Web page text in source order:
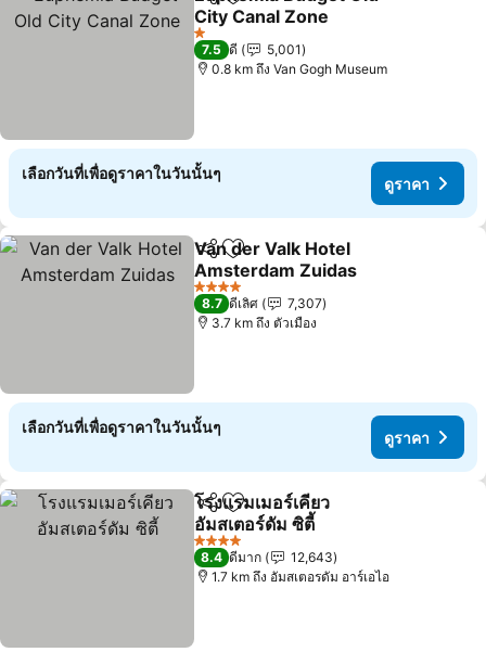
แชร์ เพิ่มในรายการโปรด
City Canal Zone
1 ดาว
7.5 ดี
5,001
0.8 km ถึง Van Gogh Museum
เลือกวันที่เพื่อดูราคาในวันนั้นๆ
ดูราคา
แชร์ เพิ่มในรายการโปรด
Van der Valk Hotel
Amsterdam Zuidas
4 ดาว
8.7 ดีเลิศ
7,307
3.7 km ถึง ตัวเมือง
เลือกวันที่เพื่อดูราคาในวันนั้นๆ
ดูราคา
แชร์ เพิ่มในรายการโปรด
โรงแรมเมอร์เคียว
อัมสเตอร์ดัม ซิตี้
4 ดาว
8.4 ดีมาก
12,643
1.7 km ถึง อัมสเตอรดัม อาร์เอไอ